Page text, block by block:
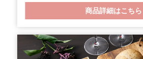
るで宝石箱のようなグラタン。 俺の
が自信をもっておすすめする限定プ
お祝いやご自宅でちょっとした贅沢
どに是非ご利用ください。 SDGｓ
商品詳細はこちら